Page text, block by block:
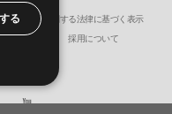
特定商取引に関する法律に基づく表示
護について 採用について
る